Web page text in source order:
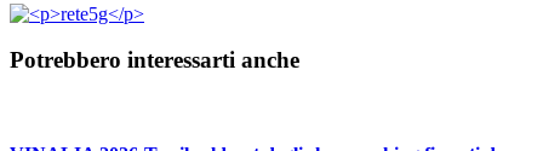
Potrebbero interessarti anche